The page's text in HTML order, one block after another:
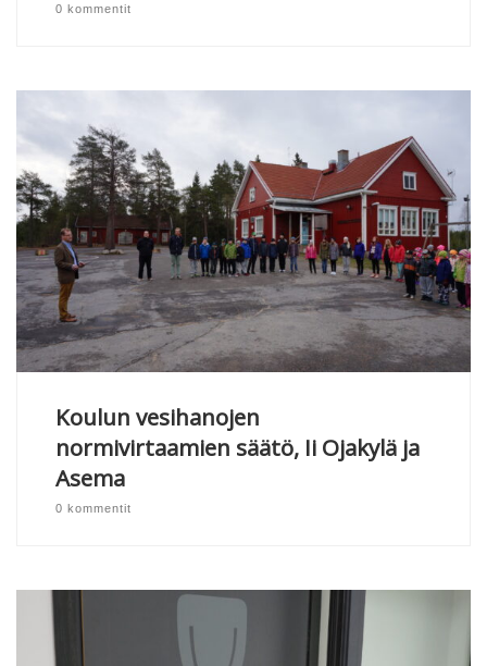
0 kommentit
Koulun vesihanojen
normivirtaamien säätö, Ii Ojakylä ja
Asema
0 kommentit